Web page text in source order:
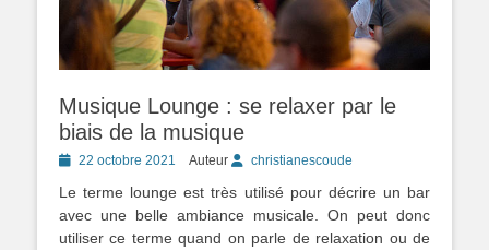
Musique Lounge : se relaxer par le
biais de la musique
Posted22 octobre 2021 Auteur christianescoude
Le terme lounge est très utilisé pour décrire un bar
avec une belle ambiance musicale. On peut donc
utiliser ce terme quand on parle de relaxation ou de